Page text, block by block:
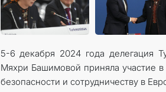
5-6 декабря 2024 года делегация
Мяхри Башимовой приняла участие
безопасности и сотрудничеству в